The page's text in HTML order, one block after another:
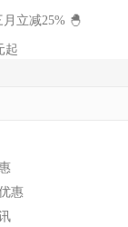
立减25% 🐣
起
惠